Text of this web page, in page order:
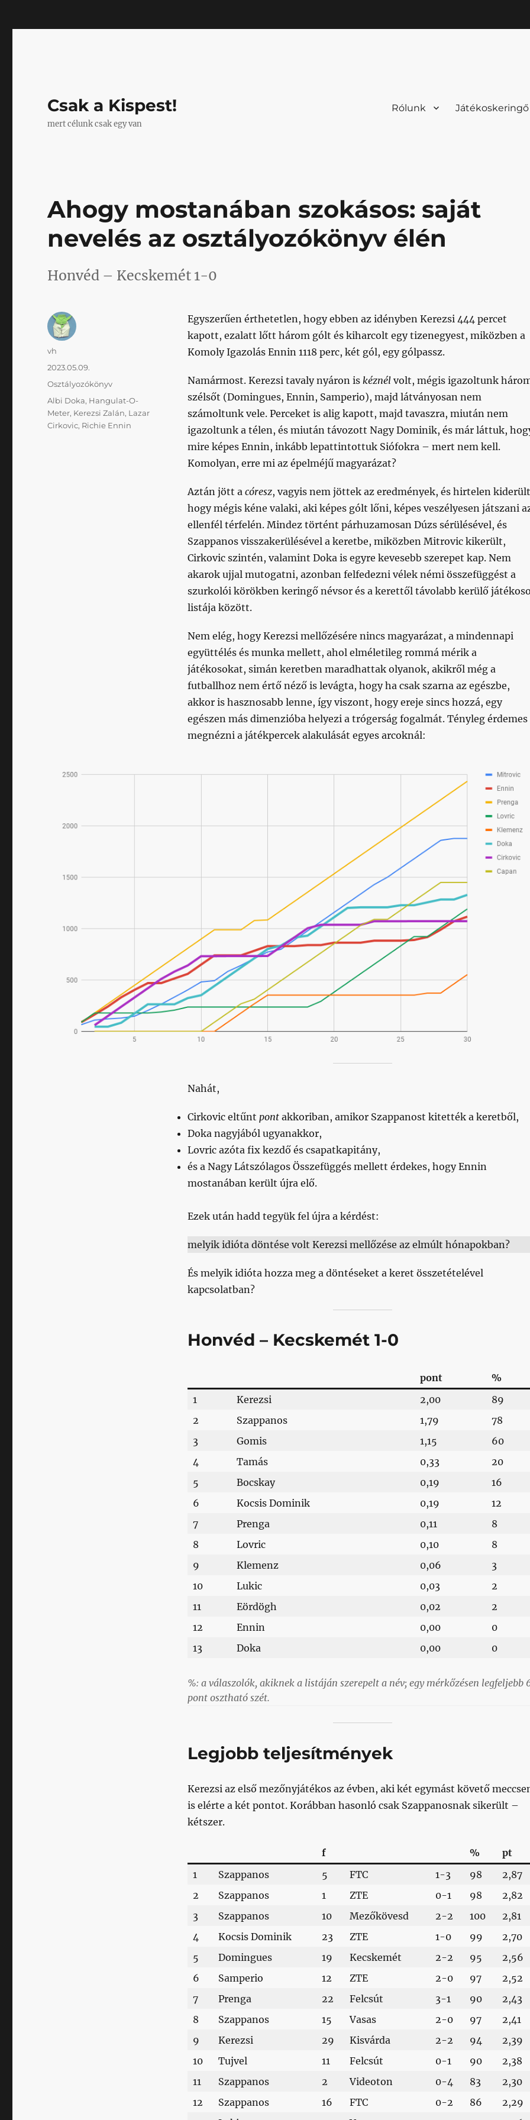
Csak a Kispest!
mert célunk csak egy van
Rólunk Játékoskeringő
Ahogy mostanában szokásos: saját
nevelés az osztályozókönyv élén
Honvéd – Kecskemét 1-0
Egyszerűen érthetetlen, hogy ebben az idényben Kerezsi 444 percet
kapott, ezalatt lőtt három gólt és kiharcolt egy tizenegyest, miközben a
Komoly Igazolás Ennin 1118 perc, két gól, egy gólpassz.
Namármost. Kerezsi tavaly nyáron is kéznélvolt, mégis igazoltunk
szélsőt (Domingues, Ennin, Samperio), majd látványosan nem
számoltunk vele. Perceket is alig kapott, majd tavaszra, miután nem
igazoltunk a télen, és miután távozott Nagy Dominik, és már láttuk,
mire képes Ennin, inkább lepattintottuk Siófokra – mert nem kell.
Komolyan, erre mi az épelméjű magyarázat?
Aztán jött a córesz, vagyis nem jöttek az eredmények, és hirtelen
hogy mégis kéne valaki, aki képes gólt lőni, képes veszélyesen játszani
ellenfél térfelén. Mindez történt párhuzamosan Dúzs sérülésével, és
Szappanos visszakerülésével a keretbe, miközben Mitrovic kikerült,
Cirkovic szintén, valamint Doka is egyre kevesebb szerepet kap. Nem
akarok ujjal mutogatni, azonban felfedezni vélek némi összefüggést a
szurkolói körökben keringő névsor és a kerettől távolabb kerülő
listája között.
Nem elég, hogy Kerezsi mellőzésére nincs magyarázat, a mindennapi
együttélés és munka mellett, ahol elméletileg rommá mérik a
játékosokat, simán keretben maradhattak olyanok, akikről még a
futballhoz nem értő néző is levágta, hogy ha csak szarna az egészbe,
akkor is hasznosabb lenne, így viszont, hogy ereje sincs hozzá, egy
egészen más dimenzióba helyezi a trógerság fogalmát. Tényleg érdemes
megnézni a játékpercek alakulását egyes arcoknál:
Nahát,
Cirkovic eltűnt pontakkoriban, amikor Szappanost kitették a keretből,
Doka nagyjából ugyanakkor,
Lovric azóta fix kezdő és csapatkapitány,
és a Nagy Látszólagos Összefüggés mellett érdekes, hogy Ennin
mostanában került újra elő.
Ezek után hadd tegyük fel újra a kérdést:
melyik idióta döntése volt Kerezsi mellőzése az elmúlt hónapokban?
És melyik idióta hozza meg a döntéseket a keret összetételével
kapcsolatban?
Honvéd – Kecskemét 1-0
pont
%
1
Kerezsi 2,00
89
2
Szappanos 1,79
78
3
Gomis 1,15
60
4
Tamás 0,33
20
5
Bocskay 0,19
16
6
Kocsis Dominik 0,19
12
7
Prenga 0,11
8
8
Lovric 0,10
8
9
Klemenz 0,06
3
10
Lukic 0,03
2
11
Eördögh 0,02
2
12
Ennin 0,00
0
13
Doka 0,00 0
%: a válaszolók, akiknek a listáján szerepelt a név; egy mérkőzésen legfeljebb
pont osztható szét.
Legjobb teljesítmények
Kerezsi az első mezőnyjátékos az évben, aki két egymást követő
is elérte a két pontot. Korábban hasonló csak Szappanosnak sikerült –
kétszer.
f %
pt
1
Szappanos 5 FTC 1-3 98
2,87
2
Szappanos 1 ZTE 0-1 98
2,82
3
Szappanos 10 Mezőkövesd 2-2 100
2,81
4
Kocsis Dominik 23 ZTE 1-0 99
2,70
5
Domingues 19 Kecskemét 2-2 95
2,56
6
Samperio 12 ZTE 2-0 97
2,52
7
Prenga 22 Felcsút 3-1 90
2,43
8
Szappanos 15 Vasas 2-0 97
2,41
9
Kerezsi 29 Kisvárda 2-2 94
2,39
10
Tujvel 11 Felcsút 0-1 90
2,38
11
Szappanos 2 Videoton 0-4 83
2,30
12
Szappanos 16 FTC 0-2 86
2,29
Szerző
vh
Közzétéve
2023.05.09.
Kategória
Osztályozókönyv
Címke
Albi Doka, Hangulat-O-
Meter, Kerezsi Zalán, Lazar
Cirkovic, Richie Ennin